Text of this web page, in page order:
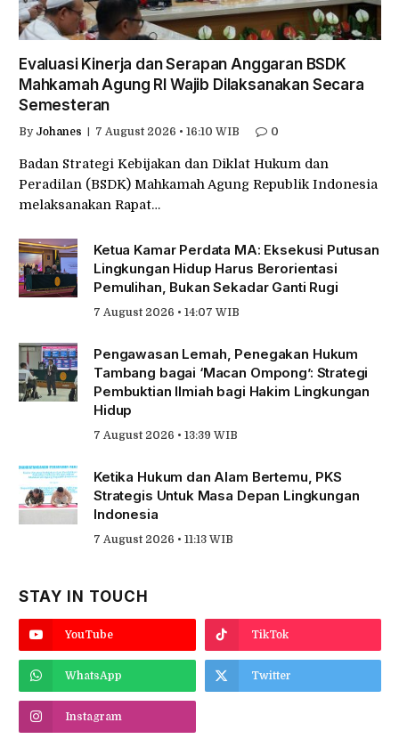
Evaluasi Kinerja dan Serapan Anggaran BSDK
Mahkamah Agung RI Wajib Dilaksanakan Secara
By Johanes 7 August 2026 • 16:10 WIB 0
Badan Strategi Kebijakan dan Diklat Hukum dan
Peradilan (BSDK) Mahkamah Agung Republik Indonesia
Ketua Kamar Perdata MA: Eksekusi Putusan
Lingkungan Hidup Harus Berorientasi
Pemulihan, Bukan Sekadar Ganti Rugi
7 August 2026 • 14:07 WIB
Pengawasan Lemah, Penegakan Hukum
Tambang bagai ‘Macan Ompong’: Strategi
Pembuktian Ilmiah bagi Hakim Lingkungan
Hidup
Ketika Hukum dan Alam Bertemu, PKS
Strategis Untuk Masa Depan Lingkungan
Indonesia
7 August 2026 • 11:13 WIB
STAY IN TOUCH